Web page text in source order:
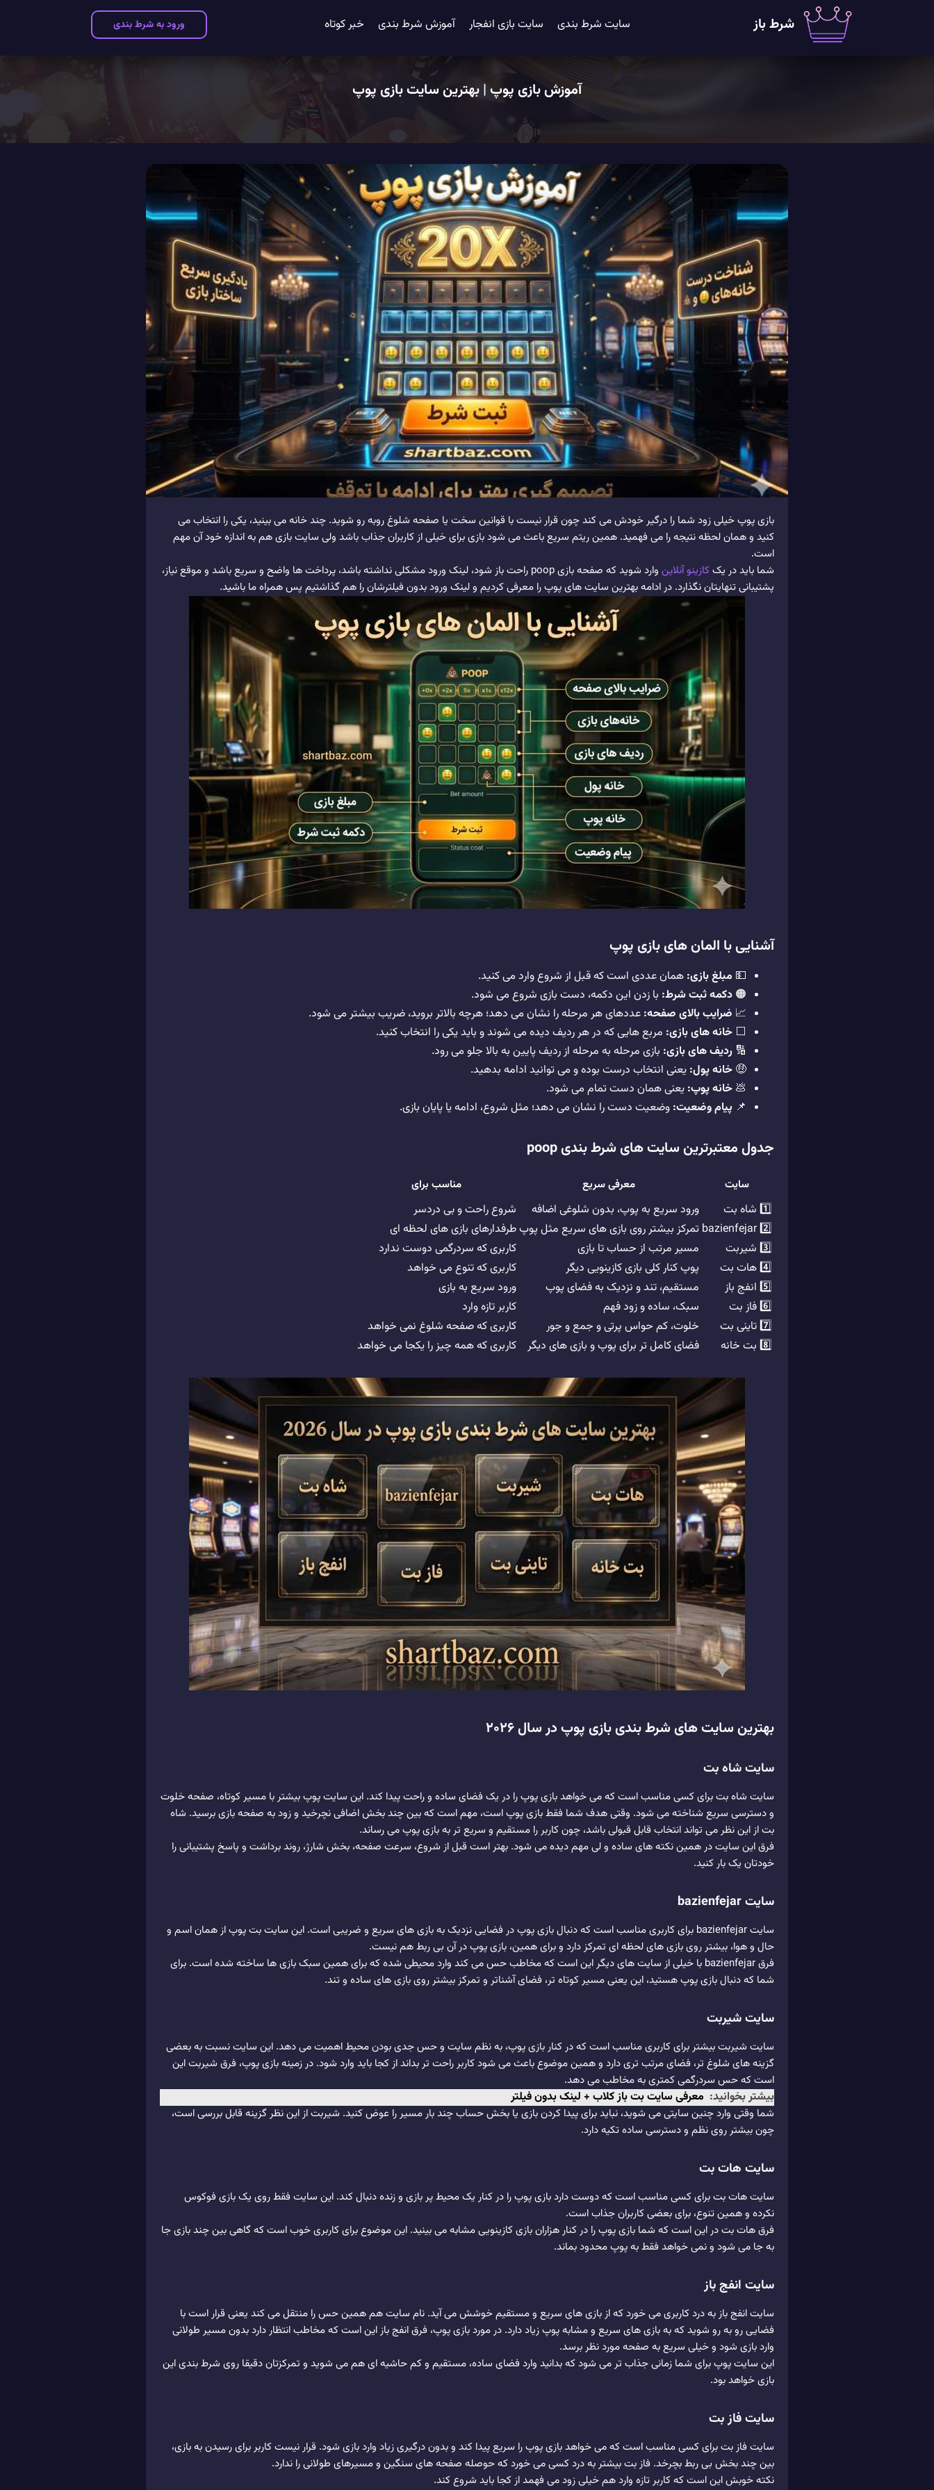
بونس 100% قطعی برای ثبت نام کاربران جدید تا 1 میلیون تومان
شرط باز سایت شرط بندی سایت بازی انفجار آموزش شرط بندی خبر کوتاه ورود به شرط بندی
آموزش بازی پوپ | بهترین سایت بازی پوپ
بازی پوپ خیلی زود شما را درگیر خودش می کند چون قرار نیست با قوانین سخت یا صفحه شلوغ روبه رو شوید. چند خانه می بینید، یکی را انتخاب می
کنید و همان لحظه نتیجه را می فهمید. همین ریتم سریع باعث می شود بازی برای خیلی از کاربران جذاب باشد ولی سایت بازی هم به اندازه خود آن مهم
است.
شما باید در یککازینو آنلاین
وارد شوید که صفحه بازی poop راحت باز شود، لینک ورود مشکلی نداشته باشد، پرداخت ها واضح و سریع باشد و موقع نیاز،
پشتیبانی تنهایتان نگذارد. در ادامه بهترین سایت های پوپ را معرفی کردیم و لینک ورود بدون فیلترشان را هم گذاشتیم پس همراه ما باشید.
آشنایی با المان های بازی پوپ
💵 مبلغ بازی: همان عددی است که قبل از شروع وارد می کنید.
🟠دکمه ثبت شرط: با زدن این دکمه، دست بازی شروع می شود.
📈 ضرایب بالای صفحه: عددهای هر مرحله را نشان می دهد؛ هرچه بالاتر بروید، ضریب بیشتر می شود.
⬜خانه های بازی: مربع هایی که در هر ردیف دیده می شوند و باید یکی را انتخاب کنید.
🔢ردیف های بازی: بازی مرحله به مرحله از ردیف پایین به بالا جلو می رود.
🤑خانه پول: یعنی انتخاب درست بوده و می توانید ادامه بدهید.
💩خانه پوپ: یعنی همان دست تمام می شود.
📌 پیام وضعیت: وضعیت دست را نشان می دهد؛ مثل شروع، ادامه یا پایان بازی.
جدول معتبرترین سایت های شرط بندی poop
سایت معرفی سریع مناسب برای
1️⃣ شاه بت ورود سریع به پوپ، بدون شلوغی اضافه
شروع راحت و بی دردسر
2️⃣ bazienfejar
تمرکز بیشتر روی بازی های سریع مثل پوپطرفدارهای بازی های لحظه ای
3️⃣ شیربت
مسیر مرتب از حساب تا بازی
کاربری که سردرگمی دوست ندارد
4️⃣ هات بت
پوپ کنار کلی بازی کازینویی دیگر
کاربری که تنوع می خواهد
5️⃣ انفج باز
مستقیم، تند و نزدیک به فضای پوپ
ورود سریع به بازی
6️⃣ فاز بت
سبک، ساده و زود فهم
کاربر تازه وارد
7️⃣ تاینی بت
خلوت، کم حواس پرتی و جمع و جور
کاربری که صفحه شلوغ نمی خواهد
8️⃣ بت خانه
فضای کامل تر برای پوپ و بازی های دیگر کاربری که همه چیز را یکجا می خواهد
بهترین سایت های شرط بندی بازی پوپ در سال 2026
سایت شاه بت
سایت شاه بت برای کسی مناسب است که می خواهد بازی پوپ را در یک فضای ساده و راحت پیدا کند. این سایت پوپ بیشتر با مسیر کوتاه، صفحه خلوت
و دسترسی سریع شناخته می شود. وقتی هدف شما فقط بازی پوپ است، مهم است که بین چند بخش اضافی نچرخید و زود به صفحه بازی برسید. شاه
بت از این نظر می تواند انتخاب قابل قبولی باشد، چون کاربر را مستقیم و سریع تر به بازی پوپ می رساند.
فرق این سایت در همین نکته های ساده و لی مهم دیده می شود. بهتر است قبل از شروع، سرعت صفحه، بخش شارژ، روند برداشت و پاسخ پشتیبانی را
خودتان یک بار کنید.
سایت bazienfejar
سایت bazienfejar برای کاربری مناسب است که دنبال بازی پوپ در فضایی نزدیک به بازی های سریع و ضریبی است. این سایت بت پوپ از همان اسم و
حال و هوا، بیشتر روی بازی های لحظه ای تمرکز دارد و برای همین، بازی پوپ در آن بی ربط هم نیست.
فرق bazienfejar با خیلی از سایت های دیگر این است که مخاطب حس می کند وارد محیطی شده که برای همین سبک بازی ها ساخته شده است. برای
شما که دنبال بازی پوپ هستید، این یعنی مسیر کوتاه تر، فضای آشناتر و تمرکز بیشتر روی بازی های ساده و تند.
سایت شیربت
سایت شیربت بیشتر برای کاربری مناسب است که در کنار بازی پوپ، به نظم سایت و حس جدی بودن محیط اهمیت می دهد. این سایت نسبت به بعضی
گزینه های شلوغ تر، فضای مرتب تری دارد و همین موضوع باعث می شود کاربر راحت تر بداند از کجا باید وارد شود. در زمینه بازی پوپ، فرق شیربت این
است که حس سردرگمی کمتری به مخاطب می دهد.
بیشتر بخوانید: معرفی سایت بت باز کلاب + لینک بدون فیلتر
شما وقتی وارد چنین سایتی می شوید، نباید برای پیدا کردن بازی یا بخش حساب چند بار مسیر را عوض کنید. شیربت از این نظر گزینه قابل بررسی است،
چون بیشتر روی نظم و دسترسی ساده تکیه دارد.
سایت هات بت
سایت هات بت برای کسی مناسب است که دوست دارد بازی پوپ را در کنار یک محیط پر بازی و زنده دنبال کند. این سایت فقط روی یک بازی فوکوس
نکرده و همین تنوع، برای بعضی کاربران جذاب است.
فرق هات بت در این است که شما بازی پوپ را در کنار هزاران بازی کازینویی مشابه می بینید. این موضوع برای کاربری خوب است که گاهی بین چند بازی جا
به جا می شود و نمی خواهد فقط به پوپ محدود بماند.
سایت انفج باز
سایت انفج باز به درد کاربری می خورد که از بازی های سریع و مستقیم خوشش می آید. نام سایت هم همین حس را منتقل می کند یعنی قرار است با
فضایی رو به رو شوید که به بازی های سریع و مشابه پوپ زیاد دارد. در مورد بازی پوپ، فرق انفج باز این است که مخاطب انتظار دارد بدون مسیر طولانی
وارد بازی شود و خیلی سریع به صفحه مورد نظر برسد.
این سایت پوپ برای شما زمانی جذاب تر می شود که بدانید وارد فضای ساده، مستقیم و کم حاشیه ای هم می شوید و تمرکزتان دقیقا روی شرط بندی این
بازی خواهد بود.
سایت فاز بت
سایت فاز بت برای کسی مناسب است که می خواهد بازی پوپ را سریع پیدا کند و بدون درگیری زیاد وارد بازی شود. قرار نیست کاربر برای رسیدن به بازی،
بین چند بخش بی ربط بچرخد. فاز بت بیشتر به درد کسی می خورد که حوصله صفحه های سنگین و مسیرهای طولانی را ندارد.
نکته خوبش این است که کاربر تازه وارد هم خیلی زود می فهمد از کجا باید شروع کند.